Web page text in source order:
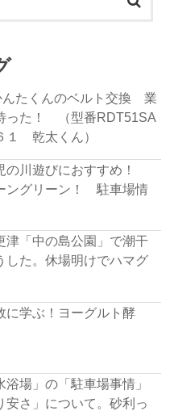
んたくんのベルト交換 業
った！ （型番RDT51SA
乾太くん）
の川遊びにおすすめ！
ングリーン！ 駐車場情
津「中の島公園」で潮干
た。休場明けでハマグ
に学ぶ！ヨーグルト酵
浴場」の「駐車場事情」
安さ」について。砂利っ